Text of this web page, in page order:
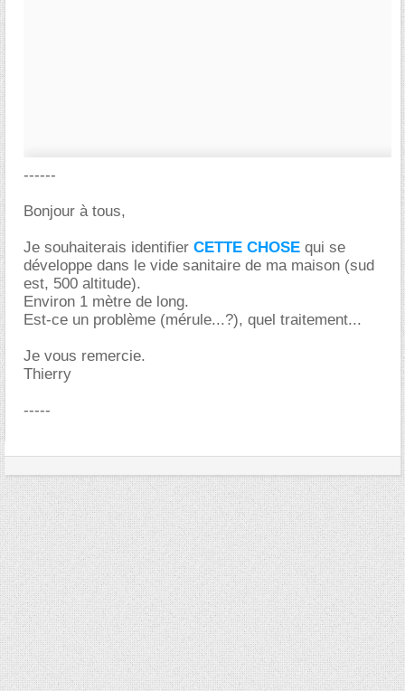
------
Bonjour à tous,
Je souhaiterais identifier CETTE CHOSE qui se
développe dans le vide sanitaire de ma maison (sud
est, 500 altitude).
Environ 1 mètre de long.
Est-ce un problème (mérule...?), quel traitement...
Je vous remercie.
Thierry
-----